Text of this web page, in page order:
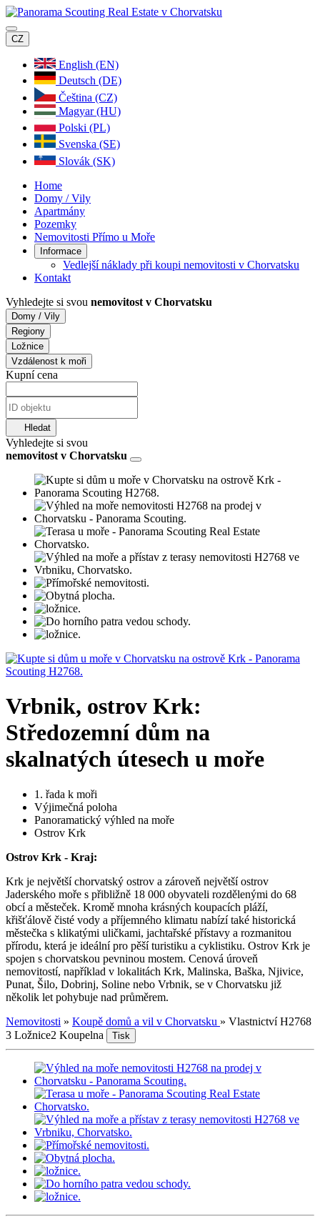
CZ
English (EN)
Deutsch (DE)
Čeština (CZ)
Magyar (HU)
Polski (PL)
Svenska (SE)
Slovák (SK)
Home
Domy / Vily
Apartmány
Pozemky
Nemovitosti Přímo u Moře
Informace
Vedlejší náklady při koupi nemovitosti v Chorvatsku
Kontakt
Vyhledejte si svou nemovitost v Chorvatsku
Domy / Vily
Regiony
Ložnice
Vzdálenost k moři
Kupní cena
Hledat
Vyhledejte si svou
nemovitost v Chorvatsku
Vrbnik, ostrov Krk:
Středozemní dům na
skalnatých útesech u moře
1. řada k moři
Výjimečná poloha
Panoramatický výhled na moře
Ostrov Krk
Ostrov Krk - Kraj:
Krk je největší chorvatský ostrov a zároveň největší ostrov
Jaderského moře s přibližně 18 000 obyvateli rozdělenými do 68
obcí a městeček. Kromě mnoha krásných koupacích pláží,
křišťálově čisté vody a příjemného klimatu nabízí také historická
městečka s klikatými uličkami, jachtařské přístavy a rozmanitou
přírodu, která je ideální pro pěší turistiku a cyklistiku. Ostrov Krk je
spojen s chorvatskou pevninou mostem. Cenová úroveň
nemovitostí, například v lokalitách Krk, Malinska, Baška, Njivice,
Punat, Šilo, Dobrinj, Soline nebo Vrbnik, se v Chorvatsku již
několik let pohybuje nad průměrem.
Nemovitosti » Koupě domů a vil v Chorvatsku » Vlastnictví H2768
3 Ložnice2 Koupelna Tisk